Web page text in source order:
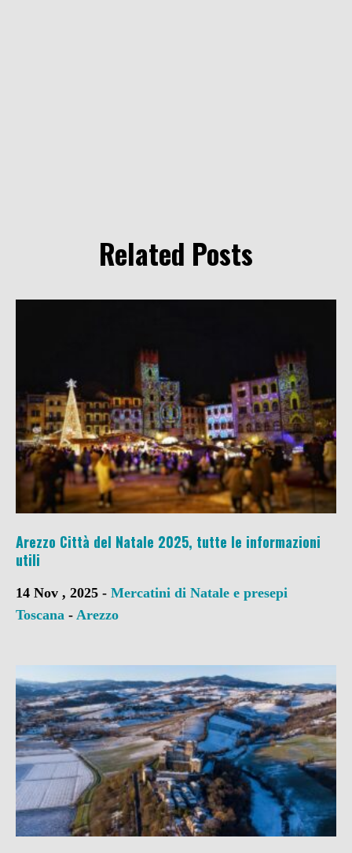
Related Posts
Arezzo Città del Natale 2025, tutte le informazioni
utili
14 Nov , 2025 - Mercatini di Natale e presepi
Toscana - Arezzo